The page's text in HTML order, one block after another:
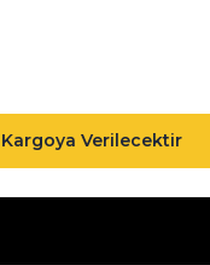
Kargoya Verilecektir